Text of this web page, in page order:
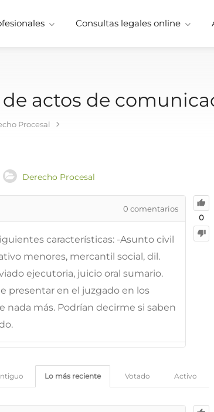
Consultas legales online
actos de
Procesal
Derecho Procesal
0
0 comentarios
características: -Asunto civil
menores, mercantil social, dil.
ejecutoria, juicio oral sumario.
presentar en el juzgado en los
más. Podrían decirme si saben
Activo
Votado
Lo más reciente